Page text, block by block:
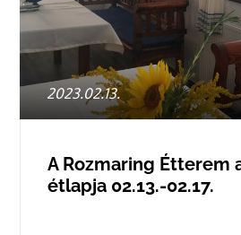
Posted
on
2023.02.13.
A Rozmaring Étterem
étlapja 02.13.-02.17.